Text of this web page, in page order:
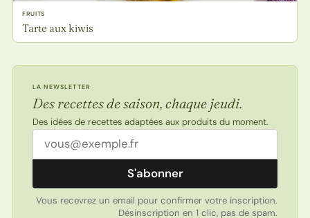
FRUITS
Tarte aux kiwis
LA NEWSLETTER
Des recettes de saison, chaque jeudi.
Des idées de recettes adaptées aux produits du moment.
Adresse email
S'abonner
Vous recevrez un email pour confirmer votre inscription.
Désinscription en 1 clic, pas de spam.